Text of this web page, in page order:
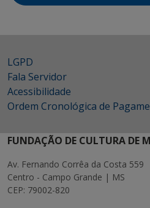
LGPD
Fala Servidor
Acessibilidade
Ordem Cronológica de
FUNDAÇÃO DE CULTURA DE
Av. Fernando Corrêa da Costa 559
Centro - Campo Grande | MS
CEP: 79002-820